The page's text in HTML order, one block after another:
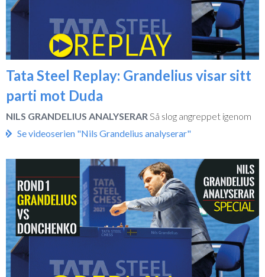
Tata Steel Replay: Grandelius visar sitt
parti mot Duda
NILS GRANDELIUS ANALYSERAR Så slog angreppet igenom
Se videoserien "Nils Grandelius analyserar"